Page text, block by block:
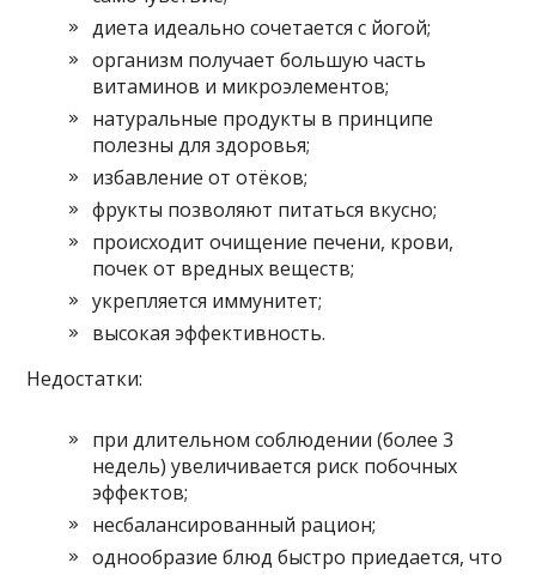
диета идеально сочетается с йогой;
организм получает большую часть
витаминов и микроэлементов;
натуральные продукты в принципе
полезны для здоровья;
избавление от отёков;
фрукты позволяют питаться вкусно;
происходит очищение печени, крови,
почек от вредных веществ;
укрепляется иммунитет;
высокая эффективность.
Недостатки:
при длительном соблюдении (более 3
недель) увеличивается риск побочных
эффектов;
несбалансированный рацион;
однообразие блюд быстро приедается, что